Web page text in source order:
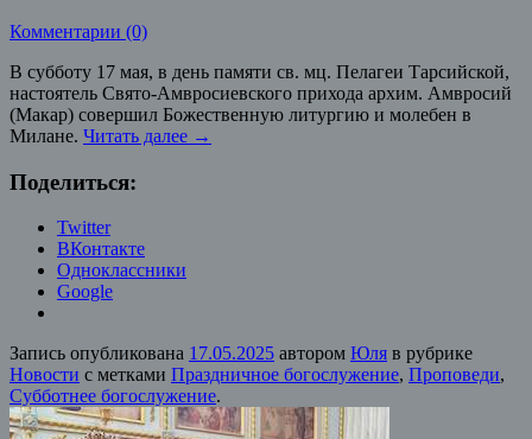
Комментарии (0)
В субботу 17 мая, в день памяти св. мц. Пелагеи Тарсийской,
настоятель Свято-Амвросиевского прихода архим. Амвросий
(Макар) совершил Божественную литургию и молебен в
Милане. Читать далее →
Поделиться:
Twitter
ВКонтакте
Одноклассники
Google
Запись опубликована 17.05.2025 автором Юля в рубрике
Новости с метками Праздничное богослужение, Проповеди,
Субботнее богослужение.